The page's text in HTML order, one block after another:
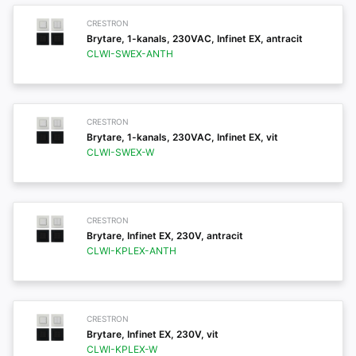
CRESTRON
Brytare, 1-kanals, 230VAC, Infinet EX, antracit
CLWI-SWEX-ANTH
CRESTRON
Brytare, 1-kanals, 230VAC, Infinet EX, vit
CLWI-SWEX-W
CRESTRON
Brytare, Infinet EX, 230V, antracit
CLWI-KPLEX-ANTH
CRESTRON
Brytare, Infinet EX, 230V, vit
CLWI-KPLEX-W